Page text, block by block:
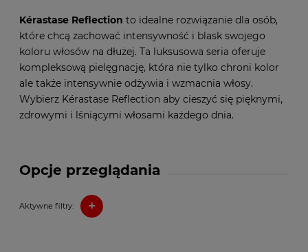
Opcje przeglądania
Aktywne filtry: +
Kérastase Reflection to idealne rozwiązanie dla osób,
które chcą zachować intensywność i blask swojego
koloru włosów na dłużej. Ta luksusowa seria oferuje
kompleksową pielęgnację, która nie tylko chroni kolor
ale także intensywnie odżywia i wzmacnia włosy.
Wybierz Kérastase Reflection aby cieszyć się pięknymi,
zdrowymi i lśniącymi włosami każdego dnia.